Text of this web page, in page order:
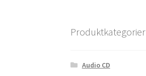
Produktkategorier
Audio CD